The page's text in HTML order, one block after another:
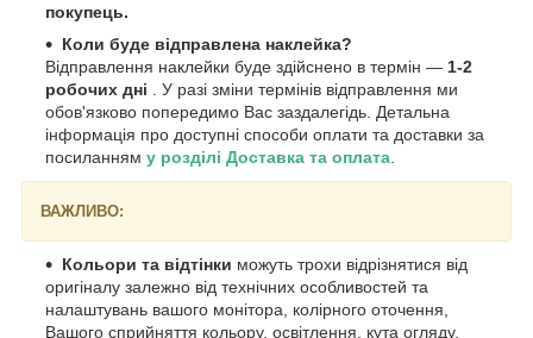
покупець.
Коли буде відправлена наклейка?
Відправлення наклейки буде здійснено в термін — 1-2
робочих дні . У разі зміни термінів відправлення ми
обов'язково попередимо Вас заздалегідь. Детальна
інформація про доступні способи оплати та доставки за
посиланням у розділі Доставка та оплата
ВАЖЛИВО:
Кольори та відтінки можуть трохи відрізнятися від
оригіналу залежно від технічних особливостей та
налаштувань вашого монітора, колірного оточення,
Вашого сприйняття кольору, освітлення, кута огляду.